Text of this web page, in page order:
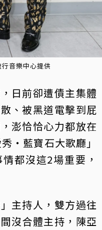
音樂中心提供
日前卻遭債主集體
、被黑道電擊到屁
澎恰恰心力都放在
・藍寶石大歌廳」
都沒這2場重要，
主持人，雙方過往
沒合體主持，陳亞